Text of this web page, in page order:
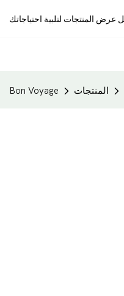
Bon Voyage المنتجات